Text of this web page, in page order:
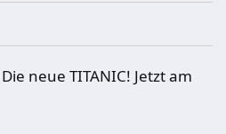
neue TITANIC! Jetzt am